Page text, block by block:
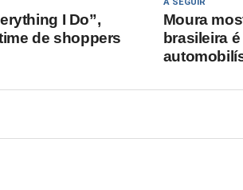
Moura
brasileira
I Do”,
de shoppers